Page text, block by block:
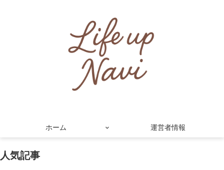
ホーム 運営者情報
人気記事